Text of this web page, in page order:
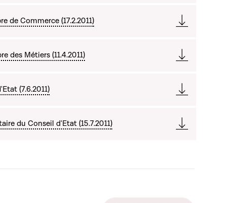
de Commerce (17.2.2011)
des Métiers (11.4.2011)
(7.6.2011)
du Conseil d'Etat (15.7.2011)